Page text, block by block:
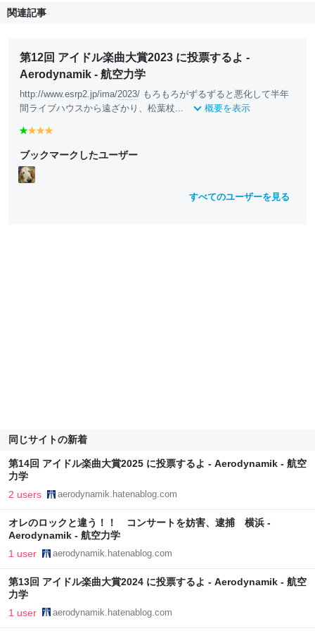
関連記事
第12回 アイドル楽曲大賞2023 に投票するよ -
Aerodynamik - 航空力学
http://www.esrp2.jp/ima/2023/ もろもろがずるずると悪化して半年
間ライブハウスから遠ざかり、松葉杖...
概要を表示
g
e
e
n
y
ll
o
w
y
ll ll
ブックマークしたユーザー
すべてのユーザーを見る
同じサイトの新着
第14回 アイドル楽曲大賞2025 に投票するよ - Aerodynamik - 航空
力学
2 users aerodynamik.hatenablog.com
オレのロックと違う！！ コンサートを妨害、逮捕 横浜 -
Aerodynamik - 航空力学
1 user aerodynamik.hatenablog.com
第13回 アイドル楽曲大賞2024 に投票するよ - Aerodynamik - 航空
力学
1 user aerodynamik.hatenablog.com